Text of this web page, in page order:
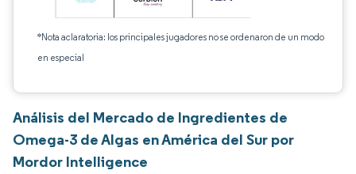
*Nota aclaratoria: los principales jugadores no se ordenaron de un modo
en especial
Análisis del Mercado de Ingredientes de
Omega-3 de Algas en América del Sur por
Mordor Intelligence